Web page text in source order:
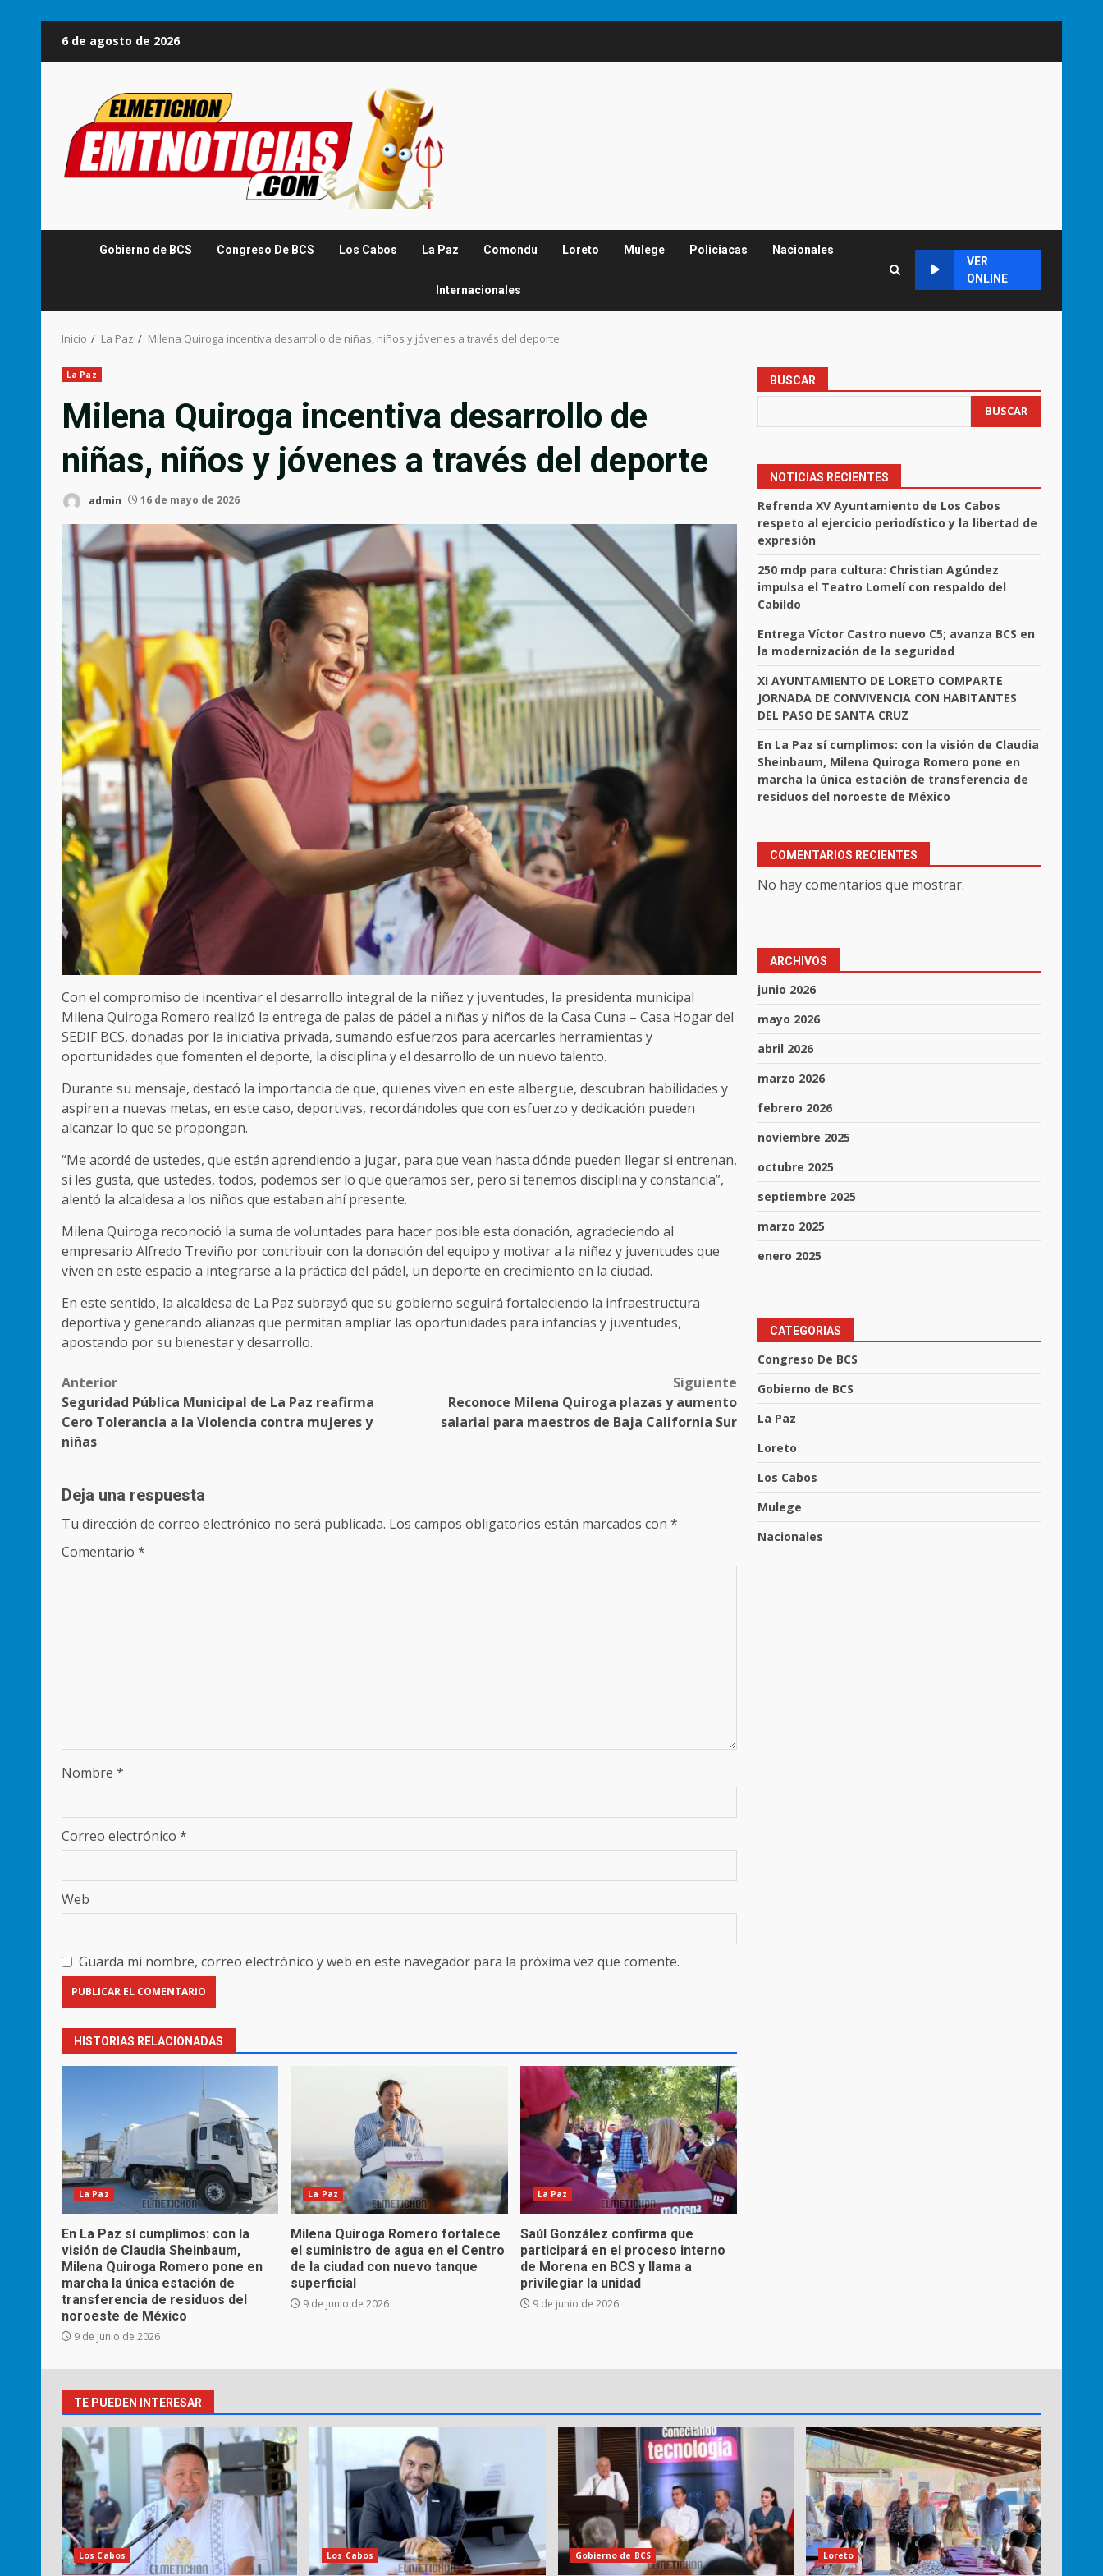
6 de agosto de 2026
Gobierno de BCS Congreso De BCS Los Cabos La Paz Comondu Loreto Mulege Policiacas Nacionales
Internacionales
VER
ONLINE
Inicio La Paz Milena Quiroga incentiva desarrollo de niñas, niños y jóvenes a través del deporte
La Paz
Milena Quiroga incentiva desarrollo de
niñas, niños y jóvenes a través del deporte
admin 16 de mayo de 2026
Con el compromiso de incentivar el desarrollo integral de la niñez y juventudes, la presidenta municipal
Milena Quiroga Romero realizó la entrega de palas de pádel a niñas y niños de la Casa Cuna – Casa Hogar del
SEDIF BCS, donadas por la iniciativa privada, sumando esfuerzos para acercarles herramientas y
oportunidades que fomenten el deporte, la disciplina y el desarrollo de un nuevo talento.
Durante su mensaje, destacó la importancia de que, quienes viven en este albergue, descubran habilidades y
aspiren a nuevas metas, en este caso, deportivas, recordándoles que con esfuerzo y dedicación pueden
alcanzar lo que se propongan.
“Me acordé de ustedes, que están aprendiendo a jugar, para que vean hasta dónde pueden llegar si entrenan,
si les gusta, que ustedes, todos, podemos ser lo que queramos ser, pero si tenemos disciplina y constancia”,
alentó la alcaldesa a los niños que estaban ahí presente.
Milena Quiroga reconoció la suma de voluntades para hacer posible esta donación, agradeciendo al
empresario Alfredo Treviño por contribuir con la donación del equipo y motivar a la niñez y juventudes que
viven en este espacio a integrarse a la práctica del pádel, un deporte en crecimiento en la ciudad.
En este sentido, la alcaldesa de La Paz subrayó que su gobierno seguirá fortaleciendo la infraestructura
deportiva y generando alianzas que permitan ampliar las oportunidades para infancias y juventudes,
apostando por su bienestar y desarrollo.
Post
navigation
Anterior
Seguridad Pública Municipal de La Paz reafirma
Cero Tolerancia a la Violencia contra mujeres y
niñas
Siguiente
Reconoce Milena Quiroga plazas y aumento
salarial para maestros de Baja California Sur
Deja una respuesta
Tu dirección de correo electrónico no será publicada. Los campos obligatorios están marcados con *
Comentario *
Nombre *
Correo electrónico *
Web
Guarda mi nombre, correo electrónico y web en este navegador para la próxima vez que comente.
HISTORIAS RELACIONADAS
La Paz
En La Paz sí cumplimos: con la
visión de Claudia Sheinbaum,
Milena Quiroga Romero pone en
marcha la única estación de
transferencia de residuos del
noroeste de México
9 de junio de 2026
La Paz
Milena Quiroga Romero fortalece
el suministro de agua en el Centro
de la ciudad con nuevo tanque
superficial
9 de junio de 2026
La Paz
Saúl González confirma que
participará en el proceso interno
de Morena en BCS y llama a
privilegiar la unidad
9 de junio de 2026
BUSCAR
BUSCAR
NOTICIAS RECIENTES
Refrenda XV Ayuntamiento de Los Cabos
respeto al ejercicio periodístico y la libertad de
expresión
250 mdp para cultura: Christian Agúndez
impulsa el Teatro Lomelí con respaldo del
Cabildo
Entrega Víctor Castro nuevo C5; avanza BCS en
la modernización de la seguridad
XI AYUNTAMIENTO DE LORETO COMPARTE
JORNADA DE CONVIVENCIA CON HABITANTES
DEL PASO DE SANTA CRUZ
En La Paz sí cumplimos: con la visión de Claudia
Sheinbaum, Milena Quiroga Romero pone en
marcha la única estación de transferencia de
residuos del noroeste de México
COMENTARIOS RECIENTES
No hay comentarios que mostrar.
ARCHIVOS
junio 2026
mayo 2026
abril 2026
marzo 2026
febrero 2026
noviembre 2025
octubre 2025
septiembre 2025
marzo 2025
enero 2025
CATEGORIAS
Congreso De BCS
Gobierno de BCS
La Paz
Loreto
Los Cabos
Mulege
Nacionales
TE PUEDEN INTERESAR
Los Cabos Los Cabos Gobierno de BCS Loreto